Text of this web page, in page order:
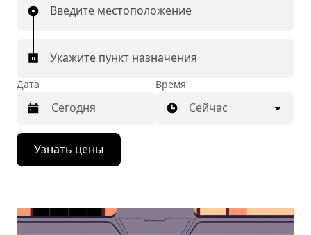
Введите местоположение
Укажите пункт назначения
Дата
Нажмите
стрелку
вниз,
календарю
Время
Сейчас
Узнать цены